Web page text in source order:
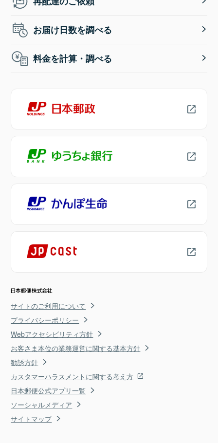
お届け日数を調べる
料金を計算・調べる
サイトのご利用について
プライバシーポリシー
Webアクセシビリティ方針
お客さま本位の業務運営に関する基本方針
勧誘方針
カスタマーハラスメントに関する考え方
日本郵便公式アプリ一覧
ソーシャルメディア
サイトマップ